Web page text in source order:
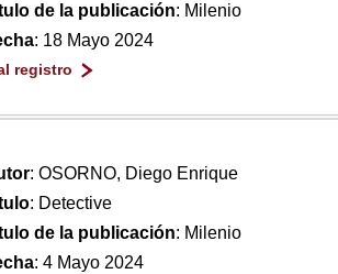
de la publicación: Milenio
: 18 Mayo 2024
registro
: OSORNO, Diego Enrique
: Detective
de la publicación: Milenio
: 4 Mayo 2024